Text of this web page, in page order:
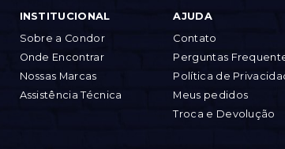
INSTITUCIONAL
Sobre a Condor
Onde Encontrar
Nossas Marcas
Assistência Técnica
AJUDA
Contato
Perguntas
Política de
Meus pedidos
Troca e Devolução